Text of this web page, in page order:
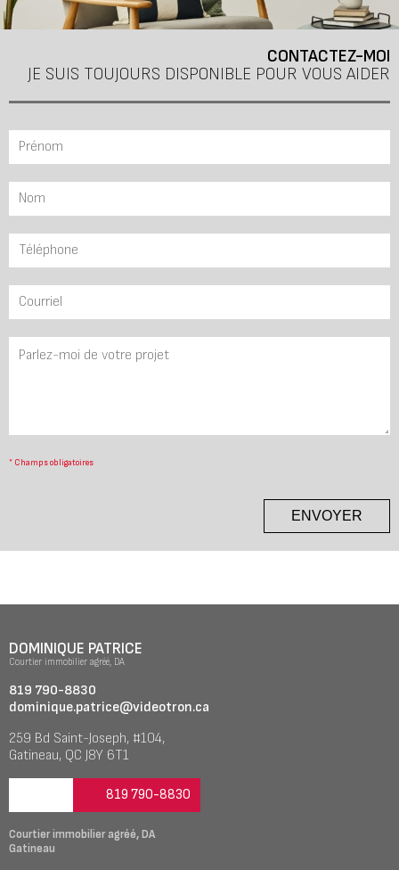
CONTACTEZ-MOI
JE SUIS TOUJOURS DISPONIBLE POUR VOUS AIDER
* Champs obligatoires
ENVOYER
DOMINIQUE PATRICE
Courtier immobilier agréé, DA
819 790-8830
dominique.patrice@videotron.ca
259 Bd Saint-Joseph, #104,
Gatineau, QC J8Y 6T1
819 790-8830
Courtier immobilier agréé, DA
Gatineau